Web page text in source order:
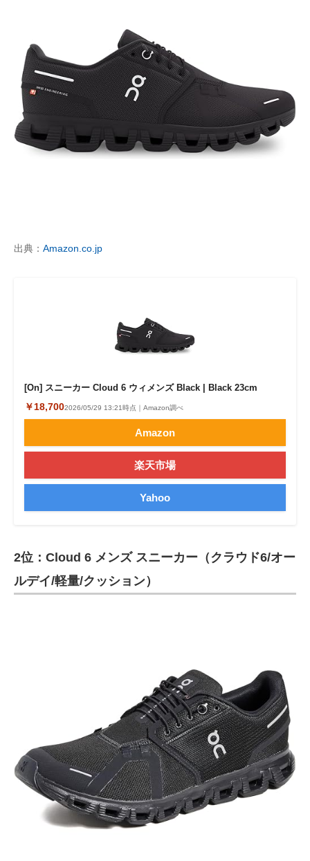
出典： Amazon.co.jp
[On] スニーカー Cloud 6 ウィメンズ Black | Black 23cm
￥18,7002026/05/29 13:21時点｜Amazon調べ
Amazon
楽天市場
Yahoo
2位：Cloud 6 メンズ スニーカー（クラウド6/オー
ルデイ/軽量/クッション）